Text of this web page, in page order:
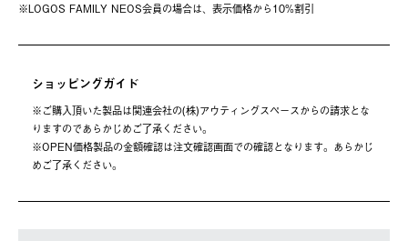
※LOGOS FAMILY NEOS会員の場合は、表⽰価格から10%割引
ショッピングガイド
※ご購⼊頂いた製品は関連会社の(株)アウティングスペースからの請求とな
りますのであらかじめご了承ください。
※OPEN価格製品の⾦額確認は注⽂確認画⾯での確認となります。あらかじ
めご了承ください。